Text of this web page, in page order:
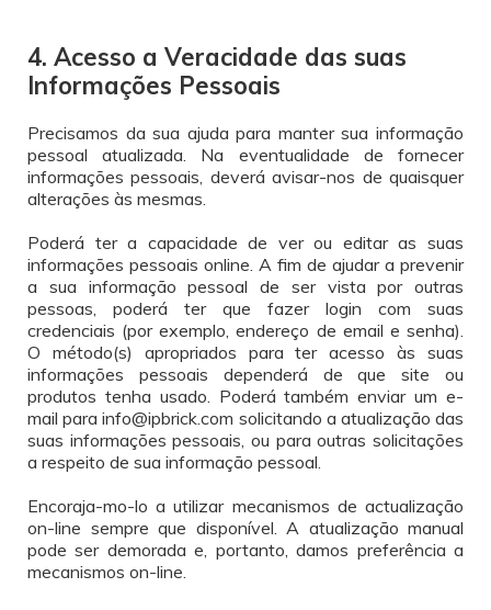
4. Acesso a Veracidade das suas
Informações Pessoais
Precisamos da sua ajuda para manter sua informação
pessoal atualizada. Na eventualidade de fornecer
informações pessoais, deverá avisar-nos de quaisquer
alterações às mesmas.
Poderá ter a capacidade de ver ou editar as suas
informações pessoais online. A fim de ajudar a prevenir
a sua informação pessoal de ser vista por outras
pessoas, poderá ter que fazer login com suas
credenciais (por exemplo, endereço de email e senha).
O método(s) apropriados para ter acesso às suas
informações pessoais dependerá de que site ou
produtos tenha usado. Poderá também enviar um e-
mail para info@ipbrick.com solicitando a atualização das
suas informações pessoais, ou para outras solicitações
a respeito de sua informação pessoal.
Encoraja-mo-lo a utilizar mecanismos de actualização
on-line sempre que disponível. A atualização manual
pode ser demorada e, portanto, damos preferência a
mecanismos on-line.